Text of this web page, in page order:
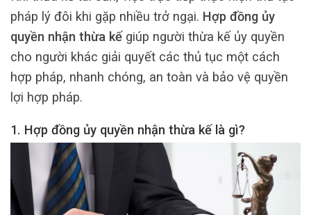
pháp lý đôi khi gặp nhiều trở ngại. Hợp đồng ủy
quyền nhận thừa kếgiúp người thừa kế ủy quyền
cho người khác giải quyết các thủ tục một cách
hợp pháp, nhanh chóng, an toàn và bảo vệ quyền
lợi hợp pháp.
1. Hợp đồng ủy quyền nhận thừa kế là gì?